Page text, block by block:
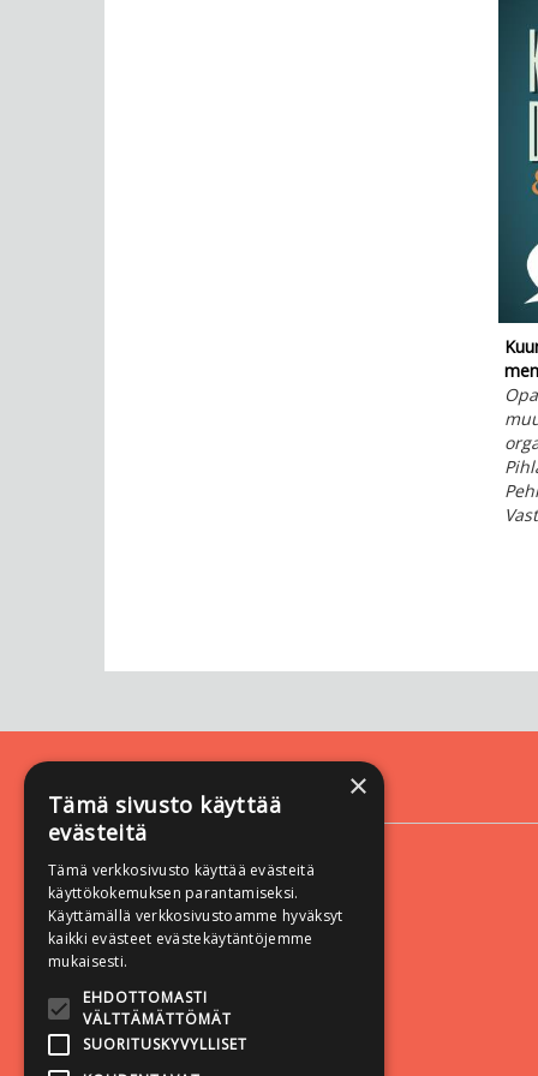
Yhteystiedot
Vastapaino
Yliopistonkatu 60 A
33100 Tampere
×
Tämä sivusto käyttää
evästeitä
Tämä verkkosivusto käyttää evästeitä
käyttökokemuksen parantamiseksi.
Käyttämällä verkkosivustoamme hyväksyt
kaikki evästeet evästekäytäntöjemme
mukaisesti.
EHDOTTOMASTI
VÄLTTÄMÄTTÖMÄT
SUORITUSKYVYLLISET